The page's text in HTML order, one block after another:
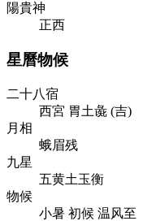
陽貴神
正西
星曆物候
二十八宿
西宮 胃土彘 (吉)
月相
蛾眉残
九星
五黄土玉衡
物候
小暑 初候 温风至